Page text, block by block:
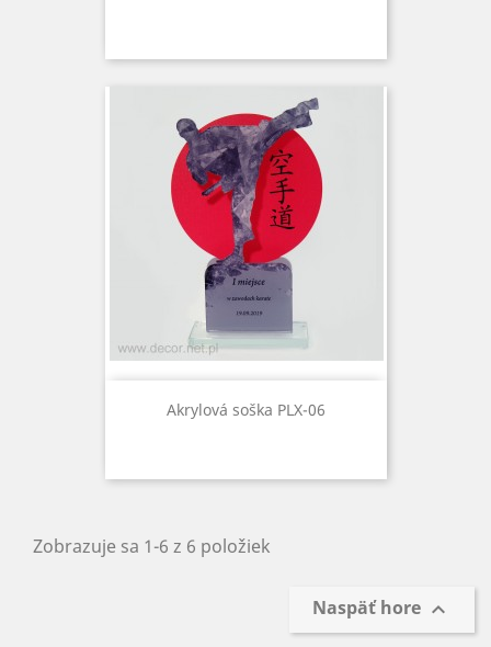
Akrylová soška PLX-06
Zobrazuje sa 1-6 z 6 položiek
Naspäť hore 